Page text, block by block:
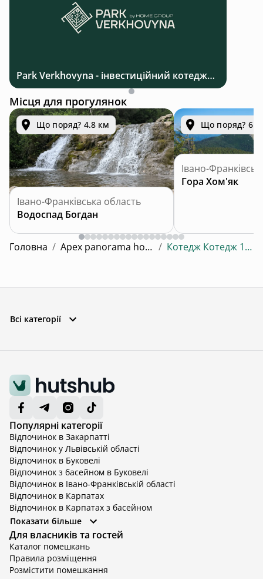
Park Verkhovyna - інвестиційний котеджний комплекс біля Верховини в Карпатах
Місця для прогулянок
Що поряд? 4.8 км
Івано-Франківська область
Водоспад Богдан
Що поряд? 6.5
Івано-
Гора Хом'як
Головна / Apex panorama hotel / Котедж Котедж 108
Всі категорії
Популярні категорії
Відпочинок в Закарпатті
Відпочинок у Львівській області
Відпочинок в Буковелі
Відпочинок з басейном в Буковелі
Відпочинок в Івано-Франківській області
Відпочинок в Карпатах
Відпочинок в Карпатах з басейном
Відпочинок в Київській області
Відпочинок в Київській області з басейном
Відпочинок в Тернопільській області
Відпочинок у Вінницькій області
Відпочинок в Яремче
Показати більше
Для власників та гостей
Каталог помешкань
Правила розміщення
Розмістити помешкання